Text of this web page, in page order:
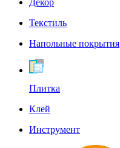
Декор
Текстиль
Напольные покрытия
Плитка
Клей
Инструмент